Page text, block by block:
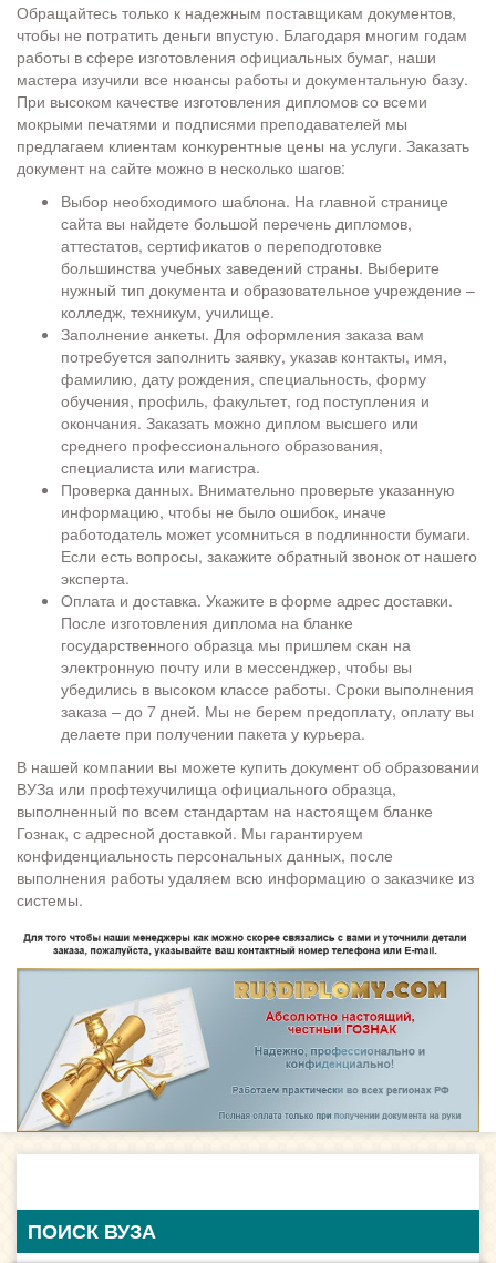
Обращайтесь только к надежным поставщикам документов,
чтобы не потратить деньги впустую. Благодаря многим годам
работы в сфере изготовления официальных бумаг, наши
мастера изучили все нюансы работы и документальную базу.
При высоком качестве изготовления дипломов со всеми
мокрыми печатями и подписями преподавателей мы
предлагаем клиентам конкурентные цены на услуги. Заказать
документ на сайте можно в несколько шагов:
Выбор необходимого шаблона. На главной странице
сайта вы найдете большой перечень дипломов,
аттестатов, сертификатов о переподготовке
большинства учебных заведений страны. Выберите
нужный тип документа и образовательное учреждение –
колледж, техникум, училище.
Заполнение анкеты. Для оформления заказа вам
потребуется заполнить заявку, указав контакты, имя,
фамилию, дату рождения, специальность, форму
обучения, профиль, факультет, год поступления и
окончания. Заказать можно диплом высшего или
среднего профессионального образования,
специалиста или магистра.
Проверка данных. Внимательно проверьте указанную
информацию, чтобы не было ошибок, иначе
работодатель может усомниться в подлинности бумаги.
Если есть вопросы, закажите обратный звонок от нашего
эксперта.
Оплата и доставка. Укажите в форме адрес доставки.
После изготовления диплома на бланке
государственного образца мы пришлем скан на
электронную почту или в мессенджер, чтобы вы
убедились в высоком классе работы. Сроки выполнения
заказа – до 7 дней. Мы не берем предоплату, оплату вы
делаете при получении пакета у курьера.
В нашей компании вы можете купить документ об образовании
ВУЗа или профтехучилища официального образца,
выполненный по всем стандартам на настоящем бланке
Гознак, с адресной доставкой. Мы гарантируем
конфиденциальность персональных данных, после
выполнения работы удаляем всю информацию о заказчике из
системы.
ПОИСК ВУЗА